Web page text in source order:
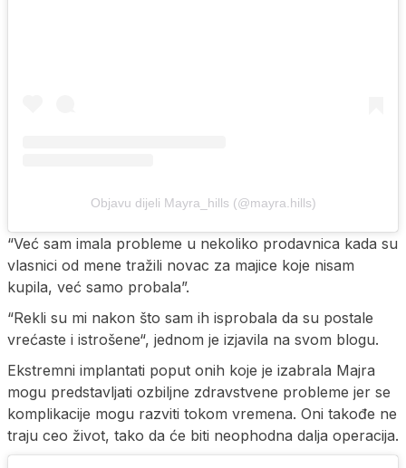
Objavu dijeli Mayra_hills (@mayra.hills)
“Već sam imala probleme u nekoliko prodavnica kada su
vlasnici od mene tražili novac za majice koje nisam
kupila, već samo probala”.
“Rekli su mi nakon što sam ih isprobala da su postale
vrećaste i istrošene“, jednom je izjavila na svom blogu.
Ekstremni implantati poput onih koje je izabrala Majra
mogu predstavljati ozbiljne zdravstvene probleme jer se
komplikacije mogu razviti tokom vremena. Oni takođe ne
traju ceo život, tako da će biti neophodna dalja operacija.